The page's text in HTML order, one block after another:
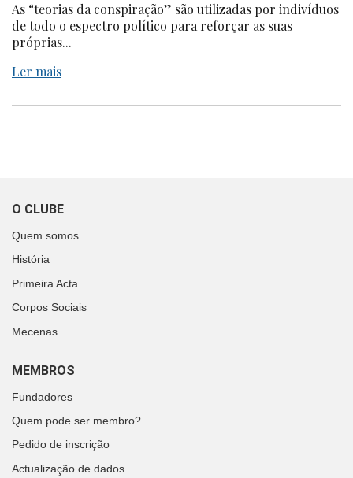
As “teorias da conspiração” são utilizadas por indivíduos
de todo o espectro político para reforçar as suas
próprias...
Ler mais
O CLUBE
Quem somos
História
Primeira Acta
Corpos Sociais
Mecenas
MEMBROS
Fundadores
Quem pode ser membro?
Pedido de inscrição
Actualização de dados